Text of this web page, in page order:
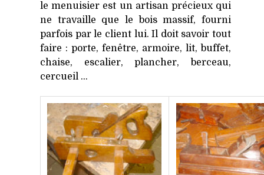
le menuisier est un artisan précieux qui
ne travaille que le bois massif, fourni
parfois par le client lui. Il doit savoir tout
faire : porte, fenêtre, armoire, lit, buffet,
chaise, escalier, plancher, berceau,
cercueil ...